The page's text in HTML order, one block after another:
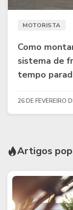
MOTORISTA
Como
sistema de
tempo
26 DE FEVEREIRO
Artigos